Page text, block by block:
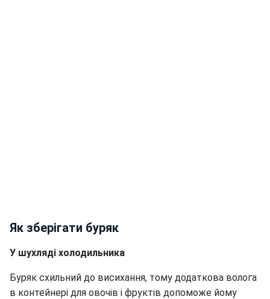
Як зберігати буряк
У шухляді холодильника
Буряк схильний до висихання, тому додаткова волога
в контейнері для овочів і фруктів допоможе йому